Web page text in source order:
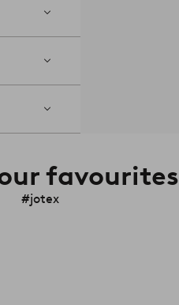
favourites
#jotex